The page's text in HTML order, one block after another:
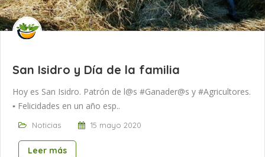
San Isidro y Día de la familia
Hoy es San Isidro. Patrón de l@s #Ganader@s y #Agricultores.
▪ Felicidades en un año esp..
Noticias 15 mayo 2020
Leer más